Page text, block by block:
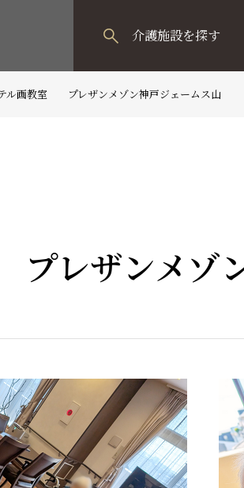
介護施設を探す
ル画教室 プレザンメゾン神戸ジェームス山
レザンメゾ